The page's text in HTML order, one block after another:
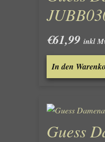
€61,99 inkl
In den
Guess